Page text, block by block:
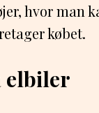
hvor man
købet.
elbiler